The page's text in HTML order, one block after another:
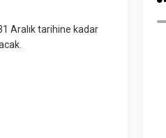
Aralık tarihine kadar